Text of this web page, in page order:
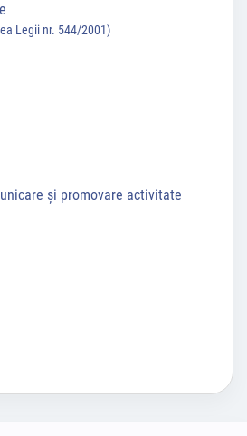
Legii nr. 544/2001)
și promovare activitate